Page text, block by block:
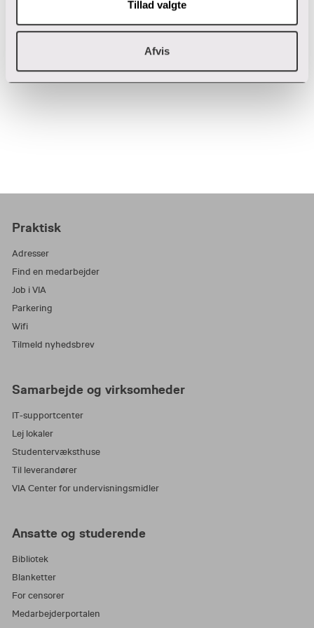
Tillad valgte
Afvis
E:hsv@via.dk
Praktisk
Adresser
Find en medarbejder
Job i VIA
Parkering
Wifi
Tilmeld nyhedsbrev
Samarbejde og virksomheder
IT-supportcenter
Lej lokaler
Studentervæksthuse
Til leverandører
VIA Center for undervisningsmidler
Ansatte og studerende
Bibliotek
Blanketter
For censorer
Medarbejderportalen